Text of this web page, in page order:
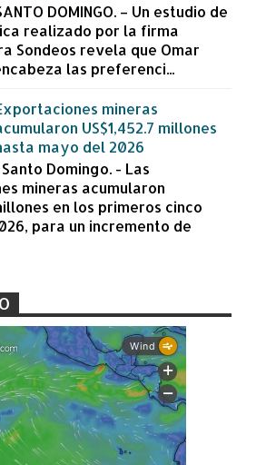
DOMINGO. – Un estudio de
realizado por la firma
Sondeos revela que Omar
las preferenci...
mineras
US$1,452.7 millones
mayo del 2026
Santo Domingo. - Las
mineras acumularon
en los primeros cinco
para un incremento de